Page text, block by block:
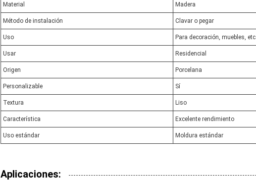
Material Madera
Método de instalación Clavar o pegar
Uso Para decoración, muebles, etc.
Usar Residencial
Origen Porcelana
Personalizable Sí
Textura Liso
Característica Excelente rendimiento
Uso estándar Moldura estándar
Aplicaciones: